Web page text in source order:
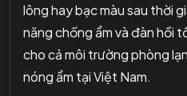
lông hay bạc màu sau thời
năng chống ẩm và đàn hồi
cho cả môi trường phòng
nóng ẩm tại Việt Nam.